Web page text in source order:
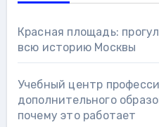
Красная площадь:
всю историю Москвы
Учебный центр
дополнительного
почему это работает